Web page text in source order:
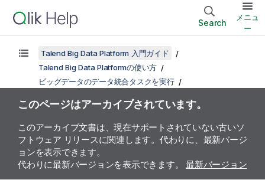
Search
メニュ
ー
Talend Big Data Platform 入門ガイド
Talend Big Data Platformの使い方
ビッグデータのデータ統合タスクを実行
このページはアーカイブされています。
このアーカイブ文書は、現在サポートされていない古いソ
フトウェア リリースに関連します。代わりに、最新バージ
ョンを表示できます。
代わりに最新バージョンを表示できます。 最新バージョン